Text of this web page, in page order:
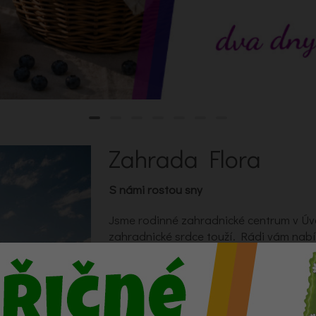
Zahrada Flora
S námi rostou sny
Jsme rodinné zahradnické centrum v
zahradnické srdce touží. Rádi vám
potřeby, substráty, ale také i čerstvé
a hlavně milý úsměv a osobní
přísady, balkonových rostlin i
podzimní aranžmá a dušičkovou